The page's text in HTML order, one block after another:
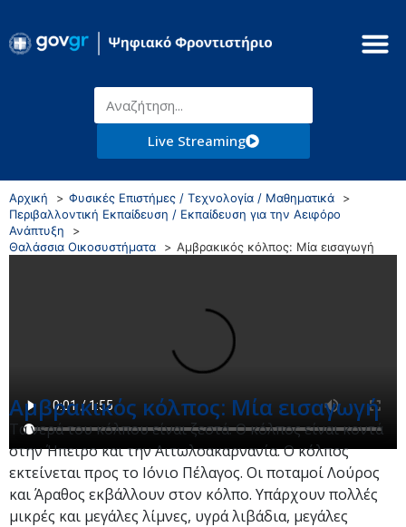
Live Streaming
Αρχική
Φυσικές Επιστήμες / Τεχνολογία / Μαθηματικά
Περιβαλλοντική Εκπαίδευση / Εκπαίδευση για την Αειφόρο
Ανάπτυξη
Θαλάσσια Οικοσυστήματα
Αμβρακικός κόλπος: Μία εισαγωγή
Αμβρακικός κόλπος: Μία εισαγωγή
Τα νερά του κόλπου είναι ζεστά. Ο κόλπος είναι κοντά
στην Ήπειρο και την Αιτωλοακαρνανία. Ο κόλπος
εκτείνεται προς το Ιόνιο Πέλαγος. Οι ποταμοί Λούρος
και Άραθος εκβάλλουν στον κόλπο. Υπάρχουν πολλές
μικρές και μεγάλες λίμνες, υγρά λιβάδια, μεγάλες